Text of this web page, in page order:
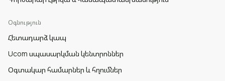
Օգնություն
Հետադարձ կապ
Ucom սպասարկման կենտրոններ
Օգտակար համարներ և հղումներ